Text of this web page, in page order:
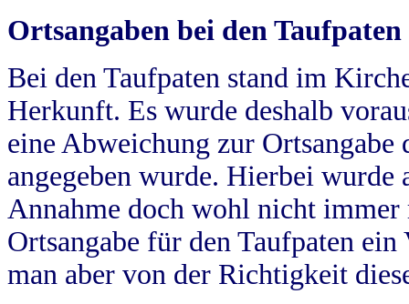
Ortsangaben bei den Taufpaten
Bei den Taufpaten stand im
Herkunft. Es wurde deshalb
eine Abweichung zur
angegeben wurde. Hierbei wurde
Annahme doch wohl nicht
Ortsangabe für den Taufpaten
man aber von der Richtigkeit